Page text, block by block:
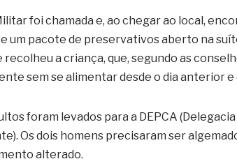
foi chamada e, ao chegar ao local,
um pacote de preservativos aberto na
recolheu a criança, que, segundo as
sem se alimentar desde o dia anterior
foram levados para a DEPCA
Os dois homens precisaram ser
alterado.